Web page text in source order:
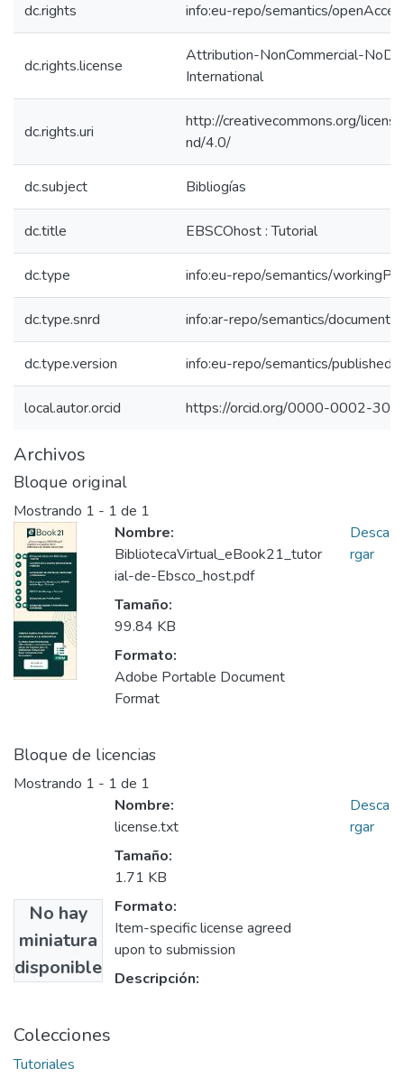
dc.rights info:eu-repo/semantics/
dc.rights.license
Attribution-NonCommercial-
International
dc.rights.uri
http://creativecommons.org/
nd/4.0/
dc.subject Bibliogías
dc.title EBSCOhost : Tutorial
dc.type info:eu-repo/semantics/
dc.type.snrd info:ar-repo/semantics/
dc.type.version info:eu-repo/semantics/
local.autor.orcid https://orcid.org/0000-0002-
Archivos
Bloque original
Mostrando 1 - 1 de 1
Nombre:
BibliotecaVirtual_eBook21_tutor
ial-de-Ebsco_host.pdf
Tamaño:
99.84 KB
Formato:
Adobe Portable Document
Format
Desca
rgar
Bloque de licencias
Mostrando 1 - 1 de 1
No hay
miniatura
disponible
Nombre:
license.txt
Tamaño:
1.71 KB
Formato:
Item-specific license agreed
upon to submission
Descripción:
Desca
rgar
Colecciones
Tutoriales